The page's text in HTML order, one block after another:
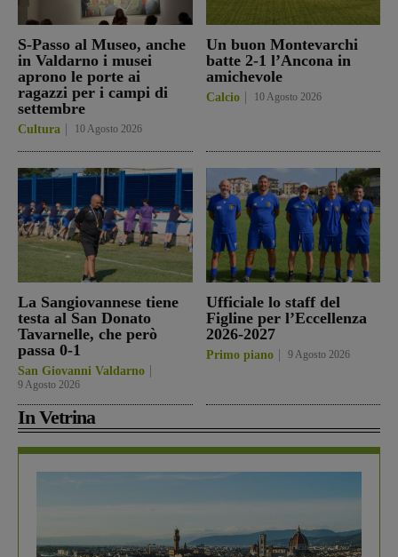
S-Passo al Museo, anche
in Valdarno i musei
aprono le porte ai
ragazzi per i campi di
settembre
Cultura 10 Agosto 2026
Un buon Montevarchi
batte 2-1 l’Ancona in
amichevole
Calcio 10 Agosto 2026
La Sangiovannese tiene
testa al San Donato
Tavarnelle, che però
passa 0-1
San Giovanni Valdarno
9 Agosto 2026
Ufficiale lo staff del
Figline per l’Eccellenza
2026-2027
Primo piano 9 Agosto 2026
In Vetrina